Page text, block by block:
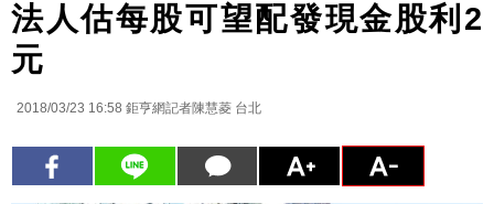
法人估每股可望配發現金股利2
元
2018/03/23 16:58 鉅亨網記者陳慧菱 台北